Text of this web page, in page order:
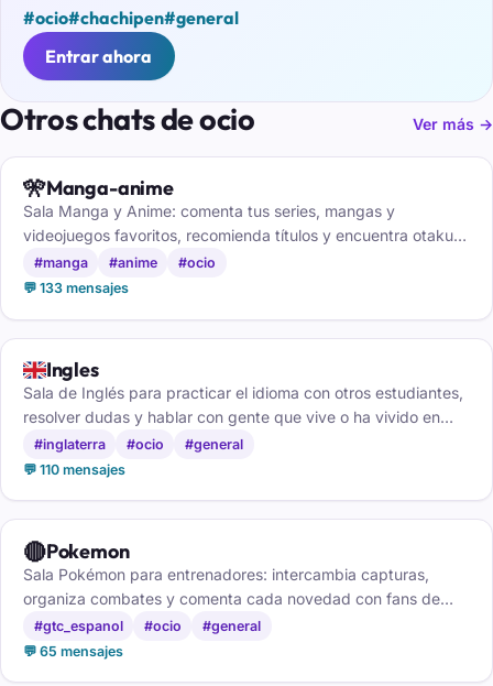
#ocio#chachipen#general
Entrar ahora
Otros chats de ocio Ver más →
🎌Manga-anime
Sala Manga y Anime: comenta tus series, mangas y
videojuegos favoritos, recomienda títulos y encuentra otakus
con tus mismos gustos.
#manga #anime
#ocio
💬 133 mensajes
🇬🇧Ingles
Sala de Inglés para practicar el idioma con otros estudiantes,
resolver dudas y hablar con gente que vive o ha vivido en
países anglosajones.
#inglaterra #ocio
#general
💬 110 mensajes
🔴Pokemon
Sala Pokémon para entrenadores: intercambia capturas,
organiza combates y comenta cada novedad con fans de
todas las generaciones.
#gtc_espanol #ocio
#general
💬 65 mensajes